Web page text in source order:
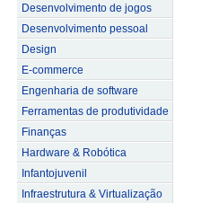
Desenvolvimento de jogos
Desenvolvimento pessoal
Design
E-commerce
Engenharia de software
Ferramentas de produtividade
Finanças
Hardware & Robótica
Infantojuvenil
Infraestrutura & Virtualização